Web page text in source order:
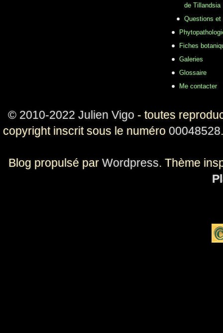
de Tillandsia
Questions et
Fiches
Galeries
Glossaire
Me contacter
© 2010-2022 Julien Vigo - toutes
copyright inscrit sous le numéro 00048528
Blog propulsé par Wordpress. Thème